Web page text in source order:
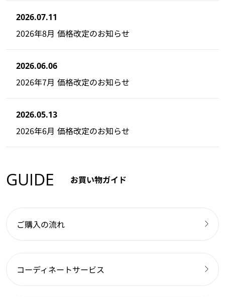
2026.07.11
2026年8月 価格改定のお知らせ
2026.06.06
2026年7月 価格改定のお知らせ
2026.05.13
2026年6月 価格改定のお知らせ
GUIDE お買い物ガイド
ご購入の流れ
コーディネートサービス